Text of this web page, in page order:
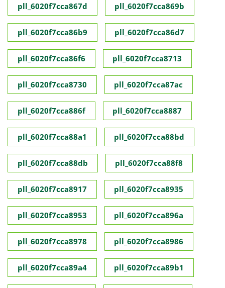
pll_6020f7cca867d pll_6020f7cca869b
pll_6020f7cca86b9 pll_6020f7cca86d7
pll_6020f7cca86f6 pll_6020f7cca8713
pll_6020f7cca8730 pll_6020f7cca87ac
pll_6020f7cca886f pll_6020f7cca8887
pll_6020f7cca88a1 pll_6020f7cca88bd
pll_6020f7cca88db pll_6020f7cca88f8
pll_6020f7cca8917 pll_6020f7cca8935
pll_6020f7cca8953 pll_6020f7cca896a
pll_6020f7cca8978 pll_6020f7cca8986
pll_6020f7cca89a4 pll_6020f7cca89b1